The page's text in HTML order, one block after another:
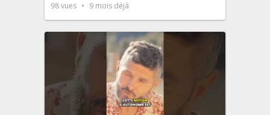
98vues 9 mois déjà